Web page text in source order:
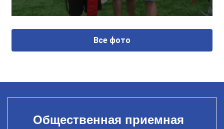
Все фото
Общественная приемная